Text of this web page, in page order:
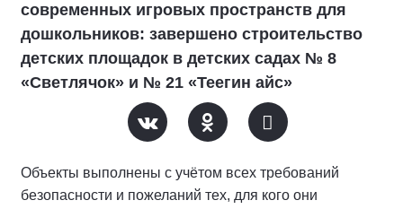
современных игровых пространств для
дошкольников: завершено строительство
детских площадок в детских садах № 8
«Светлячок» и № 21 «Теегин айс»
Объекты выполнены с учётом всех требований
безопасности и пожеланий тех, для кого они